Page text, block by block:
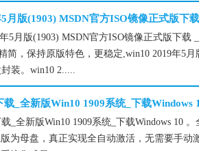
月版(1903) MSDN官方ISO镜像正式版下
5月版(1903) MSDN官方ISO镜像正式版下载
简，保持原版特色，更稳定,win10 2019年5
装。win10 2.....
载_全新版Win10 1909系统_下载Windows
_全新版Win10 1909系统_下载Windows 10
为母盘，真正实现全自动激活，无需要手